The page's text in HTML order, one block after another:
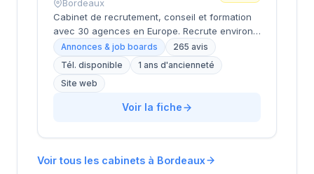
Bordeaux
Cabinet de recrutement, conseil et formation
avec 30 agences en Europe. Recrute environ
3 000 candidats par an avec un délai moyen
de 28 jours. Note Google 5.0/5 (265 avis).
Valeurs : proximité, exigence, expertise métier
et satisfaction client (93%).
Annonces & job boards
265 avis
Tél. disponible
1 ans d'ancienneté
Site web
Voir la fiche
Voir tous les cabinets à Bordeaux